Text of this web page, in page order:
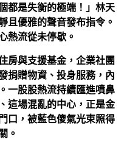
都是失衡的極端！」林天
且優雅的聲音發布指令。
熱流從未停歇。
房與支援基金，企業社團
捐贈物資、投身服務，內
一股股熱流持續匯進噴鼻
這場混亂的中心，正是金
口，被藍色傻氣光束照得
。